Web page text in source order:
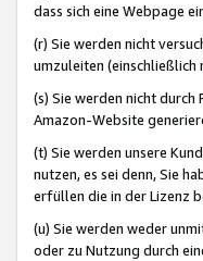
dass sich eine Webpage
(r) Sie werden nicht
umzuleiten
(s) Sie werden nicht
Amazon-Website
(t) Sie werden unsere
nutzen, es sei denn, Sie
erfüllen die in der Lizenz
(u) Sie werden weder
oder zu Nutzung durch